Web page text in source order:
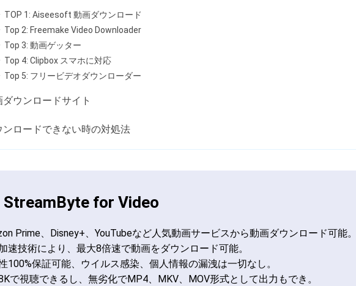
TOP 1: Aiseesoft 動画ダウンロード
Top 2: Freemake Video Downloader
Top 3: 動画ゲッター
Top 4: Clipbox スマホに対応
Top 5: フリービデオダウンローダー
ダウンロードサイト
ンロードできない時の対処法
StreamByte for Video
Prime、Disney+、YouTubeなど人気動画サービスから動画ダウンロード可能
速技術により、最大8倍速で動画をダウンロード可能。
100%保証可能、ウイルス感染、個人情報の漏洩は一切なし。
で視聴できるし、無劣化でMP4、MKV、MOV形式として出力もでき。